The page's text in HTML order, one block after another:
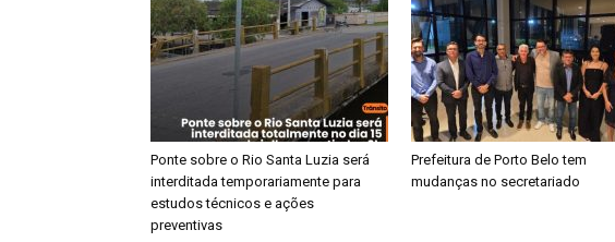
Ponte sobre o Rio Santa Luzia será
interditada temporariamente para
estudos técnicos e ações
preventivas
​Prefeitura de Porto Belo tem
mudanças no secretariado